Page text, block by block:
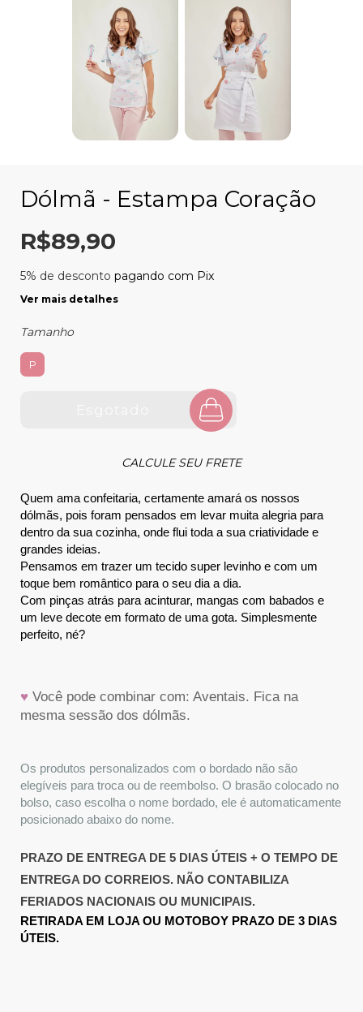
Dólmã - Estampa Coração
R$89,90
5% de desconto pagando com Pix
Ver mais detalhes
Tamanho
P
CALCULE SEU FRETE
Quem ama confeitaria, certamente amará os nossos
dólmãs, pois foram pensados em levar muita alegria para
dentro da sua cozinha, onde flui toda a sua criatividade e
grandes ideias.
Pensamos em trazer um tecido super levinho e com um
toque bem romântico para o seu dia a dia.
Com pinças atrás para acinturar, mangas com babados e
um leve decote em formato de uma gota. Simplesmente
perfeito, né?
♥ Você pode combinar com: Aventais. Fica na
mesma sessão dos dólmãs.
Os produtos personalizados com o bordado não são
elegíveis para troca ou de reembolso. O brasão colocado no
bolso, caso escolha o nome bordado, ele é automaticamente
posicionado abaixo do nome.
PRAZO DE ENTREGA DE 5 DIAS ÚTEIS + O TEMPO DE
ENTREGA DO CORREIOS. NÃO CONTABILIZA
FERIADOS NACIONAIS OU MUNICIPAIS.
RETIRADA EM LOJA OU MOTOBOY PRAZO DE 3 DIAS
ÚTEIS.